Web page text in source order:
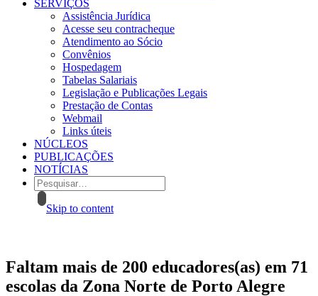
SERVIÇOS
Assistência Jurídica
Acesse seu contracheque
Atendimento ao Sócio
Convênios
Hospedagem
Tabelas Salariais
Legislação e Publicações Legais
Prestação de Contas
Webmail
Links úteis
NÚCLEOS
PUBLICAÇÕES
NOTÍCIAS
Skip to content
Faltam mais de 200 educadores(as) em 71
escolas da Zona Norte de Porto Alegre